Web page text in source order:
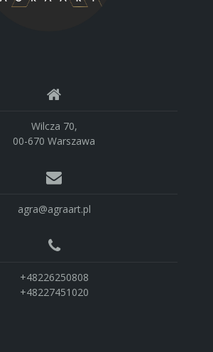
Wilcza 70,
00-670 Warszawa
agra@agraart.pl
+48226250808
+48227451020